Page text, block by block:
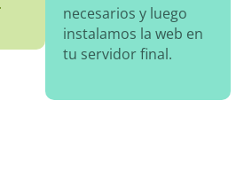
necesarios y luego
instalamos la web en
tu servidor final.